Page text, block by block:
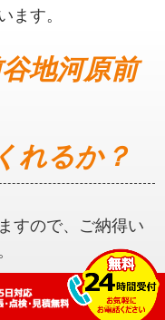
ます。
地河原前
れるか？
すので、ご納得い
地河原前